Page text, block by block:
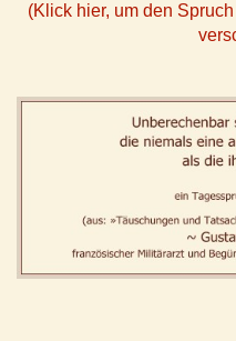
(Klick hier, um den